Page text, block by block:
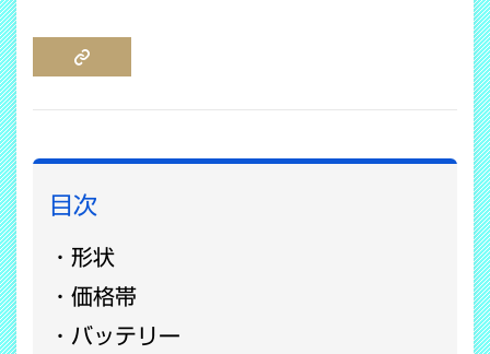
目次
形状
価格帯
バッテリー